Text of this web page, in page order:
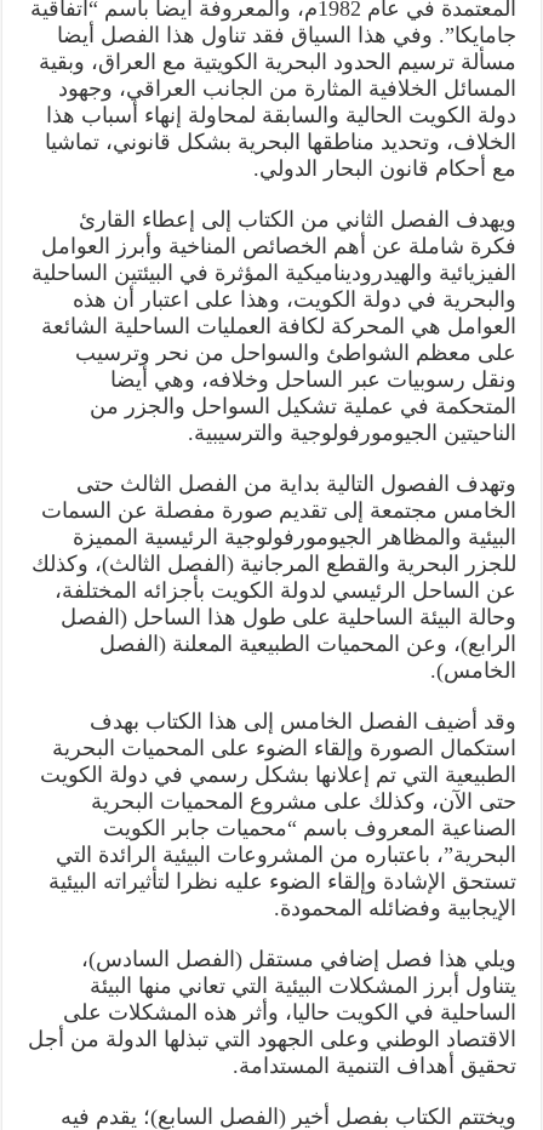
المعتمدة في عام 1982م، والمعروفة أيضا باسم “اتفاقية
جامايكا”. وفي هذا السياق فقد تناول هذا الفصل أيضا
مسألة ترسيم الحدود البحرية الكويتية مع العراق، وبقية
المسائل الخلافية المثارة من الجانب العراقي، وجهود
دولة الكويت الحالية والسابقة لمحاولة إنهاء أسباب هذا
الخلاف، وتحديد مناطقها البحرية بشكل قانوني، تماشيا
مع أحكام قانون البحار الدولي.
ويهدف الفصل الثاني من الكتاب إلى إعطاء القارئ
فكرة شاملة عن أهم الخصائص المناخية وأبرز العوامل
الفيزيائية والهيدروديناميكية المؤثرة في البيئتين الساحلية
والبحرية في دولة الكويت، وهذا على اعتبار أن هذه
العوامل هي المحركة لكافة العمليات الساحلية الشائعة
على معظم الشواطئ والسواحل من نحر وترسيب
ونقل رسوبيات عبر الساحل وخلافه، وهي أيضا
المتحكمة في عملية تشكيل السواحل والجزر من
الناحيتين الجيومورفولوجية والترسيبية.
وتهدف الفصول التالية بداية من الفصل الثالث حتى
الخامس مجتمعة إلى تقديم صورة مفصلة عن السمات
البيئية والمظاهر الجيومورفولوجية الرئيسية المميزة
للجزر البحرية والقطع المرجانية (الفصل الثالث)، وكذلك
عن الساحل الرئيسي لدولة الكويت بأجزائه المختلفة،
وحالة البيئة الساحلية على طول هذا الساحل (الفصل
الرابع)، وعن المحميات الطبيعية المعلنة (الفصل
الخامس).
وقد أضيف الفصل الخامس إلى هذا الكتاب بهدف
استكمال الصورة وإلقاء الضوء على المحميات البحرية
الطبيعية التي تم إعلانها بشكل رسمي في دولة الكويت
حتى الآن، وكذلك على مشروع المحميات البحرية
الصناعية المعروف باسم “محميات جابر الكويت
البحرية”، باعتباره من المشروعات البيئية الرائدة التي
تستحق الإشادة وإلقاء الضوء عليه نظرا لتأثيراته البيئية
الإيجابية وفضائله المحمودة.
ويلي هذا فصل إضافي مستقل (الفصل السادس)،
يتناول أبرز المشكلات البيئية التي تعاني منها البيئة
الساحلية في الكويت حاليا، وأثر هذه المشكلات على
الاقتصاد الوطني وعلى الجهود التي تبذلها الدولة من أجل
تحقيق أهداف التنمية المستدامة.
ويختتم الكتاب بفصل أخير (الفصل السابع)؛ يقدم فيه